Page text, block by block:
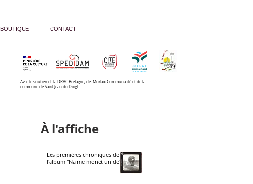
BOUTIQUE CONTACT
Avec le soutien de la DRAC Bretagne, de Morlaix Communauté et de la
commune de Saint Jean du Doigt
À l'affiche
Les premières chroniques de
l'album "Na me monet un de"